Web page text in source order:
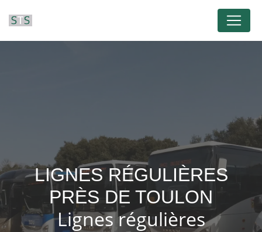
LIGNES RÉGULIÈRES
PRÈS DE TOULON
Lignes régulières